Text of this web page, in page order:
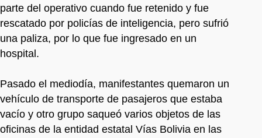
parte del operativo cuando fue retenido y fue
rescatado por policías de inteligencia, pero sufrió
una paliza, por lo que fue ingresado en un
hospital.
Pasado el mediodía, manifestantes quemaron un
vehículo de transporte de pasajeros que estaba
vacío y otro grupo saqueó varios objetos de las
oficinas de la entidad estatal Vías Bolivia en las